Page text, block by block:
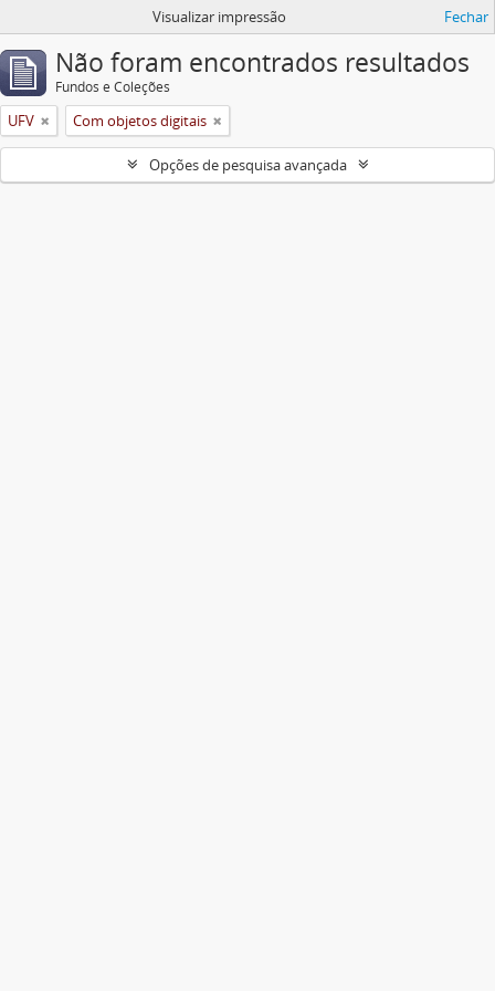
Visualizar impressão Fechar
Não foram encontrados resultados
Fundos e Coleções
UFV Com objetos digitais
Opções de pesquisa avançada